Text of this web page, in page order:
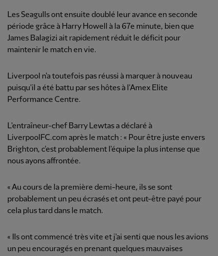
Les Seagulls ont ensuite doublé leur avance en seconde
période grâce à Harry Howell à la 67e minute, bien que
James Balagizi ait rapidement réduit le déficit pour
maintenir le match en vie.
Liverpool n'a toutefois pas réussi à marquer à nouveau
puisqu'il a été battu par ses hôtes à l'Amex Elite
Performance Centre.
L'entraîneur-chef Barry Lewtas a déclaré à
LiverpoolFC.com après le match : « Pour être juste envers
Brighton, c'est probablement l'équipe la plus intense que
nous ayons affrontée.
« Au cours de la première demi-heure, ils se sont
probablement un peu écrasés et ont peut-être payé pour
cela plus tard dans le match.
« Ils ont commencé très vite et j'ai senti que nous les avions
un peu encouragés en prenant quelques mauvaises